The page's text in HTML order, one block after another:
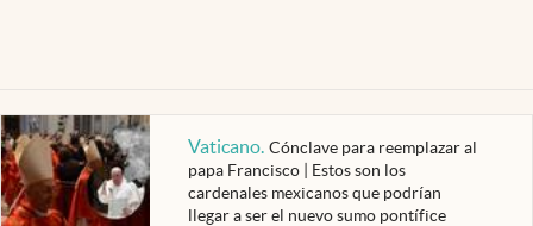
Vaticano. Cónclave para reemplazar al
papa Francisco | Estos son los
cardenales mexicanos que podrían
llegar a ser el nuevo sumo pontífice